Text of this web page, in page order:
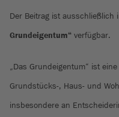
Der Beitrag ist ausschließlich
Grundeigentum“ verfügbar.
„Das Grundeigentum“ ist
Grundstücks-, Haus- und
insbesondere an